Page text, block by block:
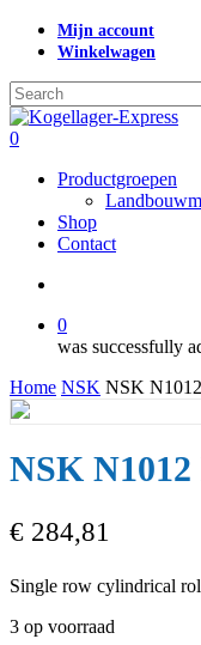
Skip
content
Mijn account
Winkelwagen
Close
Search
search
0
Productgroepen
Shop
Contact
0
was successfully
Home NSK NSK
NSK
€ 284,81
Single row cylindrical
3 op voorraad